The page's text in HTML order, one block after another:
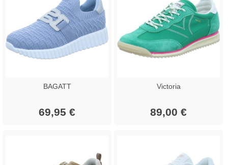
BAGATT
69,95 €
Victoria
89,00 €